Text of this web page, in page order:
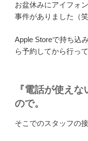
お盆休みにアイフォ
事件がありました（笑
Apple Storeで持ち込
ら予約してから行っ
『電話が使え
ので。
そこでのスタッフの